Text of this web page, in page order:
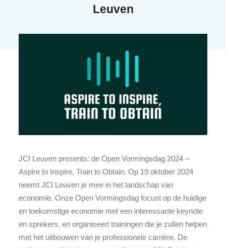
Leuven
JCI Leuven presents: de Open Vormingsdag 2024 –
Aspire to Inspire, Train to Obtain. Op 19 oktober 2024
neemt JCI Leuven je mee in het landschap van
economie. Onze Open Vormingsdag focust op de huidige
en toekomstige economie met een interessante keynote
en sprekers, en organiseert trainingen die je zullen helpen
met het uitbouwen van je professionele carrière. De